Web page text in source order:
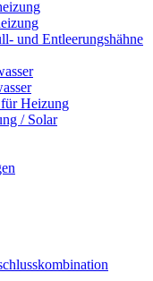
und Entleerungshähne
Heizung
/ Solar